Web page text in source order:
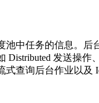
池中任务的信息。后
Distributed 发送操作
式查询后台作业以及